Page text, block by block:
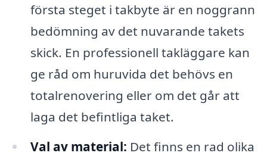
första steget i takbyte är en noggrann
bedömning av det nuvarande takets
skick. En professionell takläggare kan
ge råd om huruvida det behövs en
totalrenovering eller om det går att
laga det befintliga taket.
Val av material: Det finns en rad olika